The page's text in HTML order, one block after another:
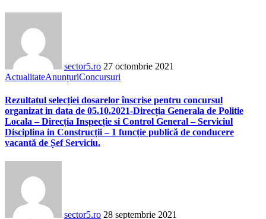
sector5.ro 27 octombrie 2021
ActualitateAnunțuriConcursuri
Rezultatul selecției dosarelor înscrise pentru concursul
organizat in data de 05.10.2021-Direcția Generala de Politie
Locala – Direcția Inspecție si Control General – Serviciul
Disciplina in Construcții – 1 funcție publică de conducere
vacantă de Șef Serviciu.
sector5.ro 28 septembrie 2021